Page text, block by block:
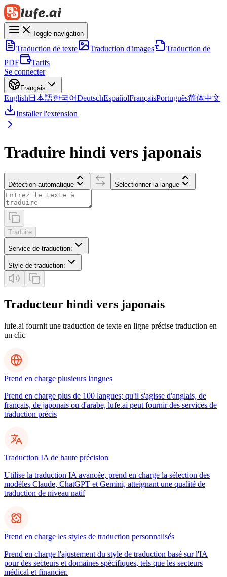
Toggle navigation
Traduction de texte Traduction d'images
Traduction de
PDF
Tarifs
Se connecter
Français
English 日本語한국어DeutschEspañolFrançaisPortuguês简体中文
Installer l'extension
Traduire hindi vers japonais
Détection automatique Sélectionner la langue
Traduire
Service de traduction:
Style de traduction:
Traducteur hindi vers japonais
lufe.ai fournit une traduction de texte en ligne précise traduction en
un clic
Prend en charge plusieurs langues
Prend en charge plus de 100 langues; qu'il s'agisse d'anglais, de
français, de japonais ou d'arabe, lufe.ai peut fournir des services de
traduction précis
Traduction IA de haute précision
Utilise la traduction IA avancée, prend en charge la sélection des
modèles Claude, ChatGPT et Gemini, atteignant une qualité de
traduction de niveau natif
Prend en charge les styles de traduction personnalisés
Prend en charge l'ajustement du style de traduction basé sur l'IA
pour des secteurs et domaines spécifiques, tels que les secteurs
médical et financier.